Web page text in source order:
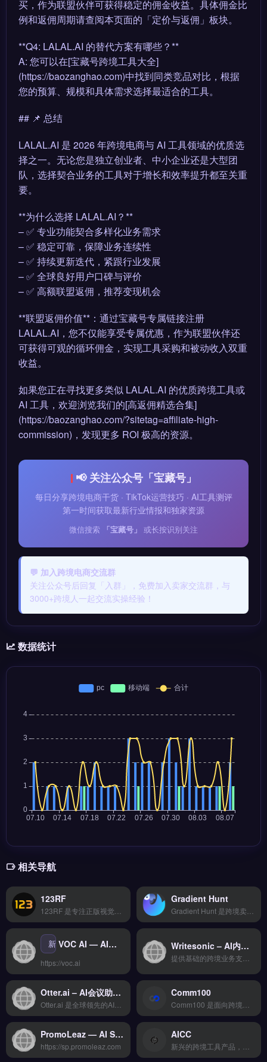
买，作为联盟伙伴可获得稳定的佣金收益。具体佣金比
例和返佣周期请查阅本页面的「定价与返佣」板块。
**Q4: LALAL.AI 的替代方案有哪些？**
A: 您可以在[宝藏号跨境工具大全]
(https://baozanghao.com)中找到同类竞品对比，根据
您的预算、规模和具体需求选择最适合的工具。
## 📌 总结
LALAL.AI 是 2026 年跨境电商与 AI 工具领域的优质选
择之一。无论您是独立创业者、中小企业还是大型团
队，选择契合业务的工具对于增长和效率提升都至关重
要。
**为什么选择 LALAL.AI？**
– ✅ 专业功能契合多样化业务需求
– ✅ 稳定可靠，保障业务连续性
– ✅ 持续更新迭代，紧跟行业发展
– ✅ 全球良好用户口碑与评价
– ✅ 高额联盟返佣，推荐变现机会
**联盟返佣价值**：通过宝藏号专属链接注册
LALAL.AI，您不仅能享受专属优惠，作为联盟伙伴还
可获得可观的循环佣金，实现工具采购和被动收入双重
收益。
如果您正在寻找更多类似 LALAL.AI 的优质跨境工具或
AI 工具，欢迎浏览我们的[高返佣精选合集]
(https://baozanghao.com/?sitetag=affiliate-high-
commission)，发现更多 ROI 极高的资源。
📢 关注公众号「宝藏号」
每日分享跨境电商干货 · TikTok运营技巧 · AI工具测评
第一时间获取最新行业情报和独家资源
微信搜索 「宝藏号」 或长按识别关注
💬 加入跨境电商交流群
关注公众号后回复「入群」，免费加入卖家交流群，与
3000+跨境人一起交流实操经验！
数据统计
相关导航
123RF Gradient Hunt
新 VOC AI — AI客户体验分析与客服自动化平台
https://voc.ai
Writesonic – AI内容创作平台
Otter.ai – AI会议助手 | 高返佣AI工具 Comm100
PromoLeaz — AI Shopee联盟营销自动化与内容生成工具
https://sp.promoleaz.com
AICC